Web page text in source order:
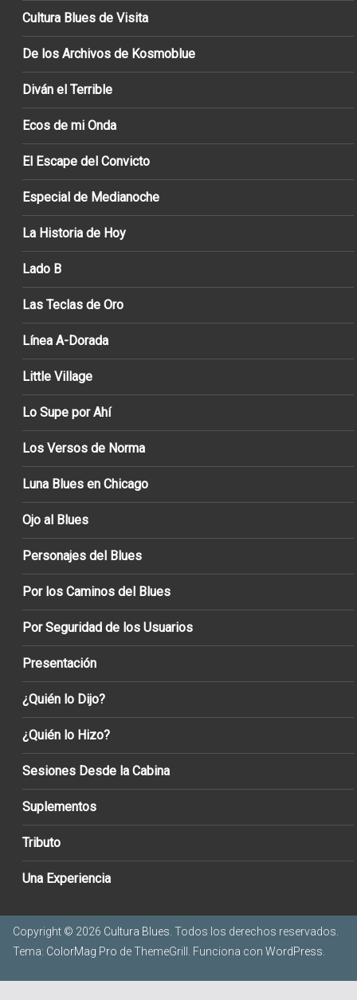
Cultura Blues de Visita
De los Archivos de Kosmoblue
Diván el Terrible
Ecos de mi Onda
El Escape del Convicto
Especial de Medianoche
La Historia de Hoy
Lado B
Las Teclas de Oro
Línea A-Dorada
Little Village
Lo Supe por Ahí
Los Versos de Norma
Luna Blues en Chicago
Ojo al Blues
Personajes del Blues
Por los Caminos del Blues
Por Seguridad de los Usuarios
Presentación
¿Quién lo Dijo?
¿Quién lo Hizo?
Sesiones Desde la Cabina
Suplementos
Tributo
Una Experiencia
Copyright © 2026 Cultura Blues. Todos los derechos reservados.
Tema: ColorMag Pro de ThemeGrill. Funciona con WordPress.